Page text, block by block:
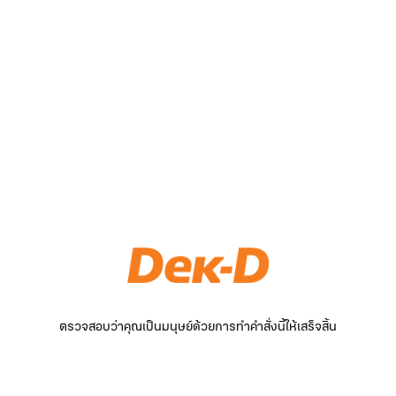
ตรวจสอบว่าคุณเป็นมนุษย์ด้วยการทำคำสั่งนี้ให้เสร็จสิ้น